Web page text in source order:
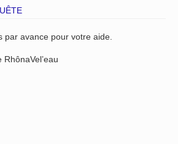
par avance pour votre aide.
RhônaVel’eau